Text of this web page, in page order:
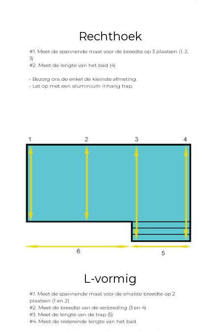
Rechthoek
#1. Meet de spannende maat voor de breedte op 3 plaatsen (1, 2,
3)
#2. Meet de lengte van het bad (4)
• Bezorg ons de enkel de kleinste afmeting.
• Let op met een aluminium inhang trap.
L-vormig
#1. Meet de spannende maat voor de smalste breedte op 2
plaatsen (1 en 2)
#2. Meet de breedte van de verbreding (3 en 4)
#3. Meet de lengte van de trap (5)
#4. Meet de resterende lengte van het bad